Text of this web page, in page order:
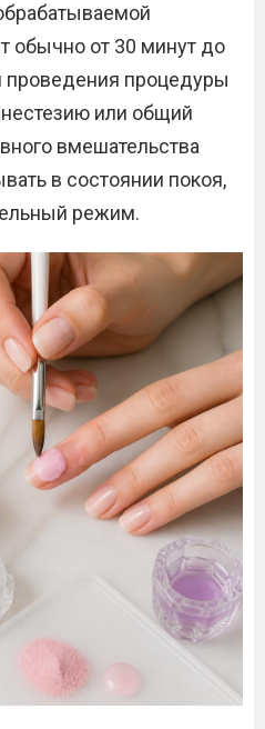
обычно от 30 минут до
проведения процедуры
или общий
вмешательства
в состоянии покоя,
режим.